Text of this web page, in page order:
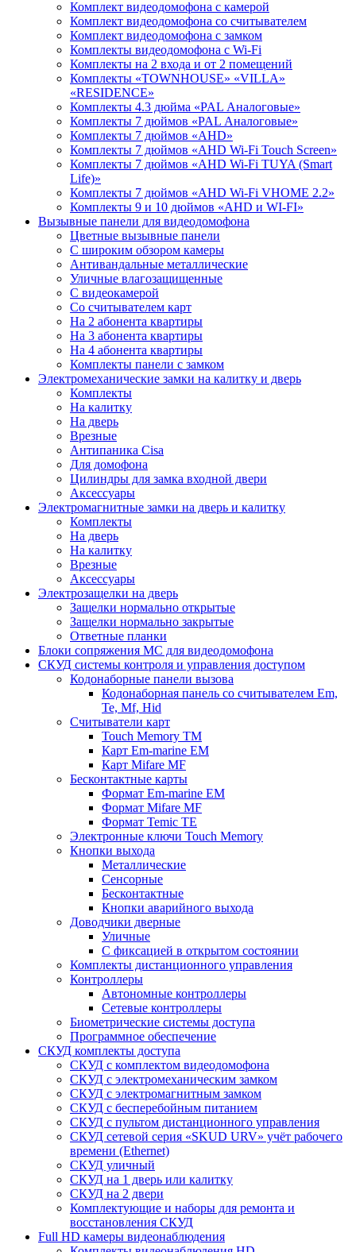
Комплект видеодомофона с камерой
Комплект видеодомофона со считывателем
Комплект видеодомофона c замком
Комплекты видеодомофона с Wi-Fi
Комплекты на 2 входа и от 2 помещений
Комплекты «TOWNHOUSE» «VILLA»
«RESIDENCE»
Комплекты 4.3 дюйма «PAL Аналоговые»
Комплекты 7 дюймов «PAL Аналоговые»
Комплекты 7 дюймов «AHD»
Комплекты 7 дюймов «AHD Wi-Fi Touch Screen»
Комплекты 7 дюймов «AHD Wi-Fi TUYA (Smart
Life)»
Комплекты 7 дюймов «AHD Wi-Fi VHOME 2.2»
Комплекты 9 и 10 дюймов «AHD и WI-FI»
Вызывные панели для видеодомофона
Цветные вызывные панели
С широким обзором камеры
Антивандальные металлические
Уличные влагозащищенные
С видеокамерой
Со считывателем карт
На 2 абонента квартиры
На 3 абонента квартиры
На 4 абонента квартиры
Комплекты панели с замком
Электромеханические замки на калитку и дверь
Комплекты
На калитку
На дверь
Врезные
Антипаника Cisa
Для домофона
Цилиндры для замка входной двери
Аксессуары
Электромагнитные замки на дверь и калитку
Комплекты
На дверь
На калитку
Врезные
Аксессуары
Электрозащелки на дверь
Защелки нормально открытые
Защелки нормально закрытые
Ответные планки
Блоки сопряжения МС для видеодомофона
СКУД системы контроля и управления доступом
Кодонаборные панели вызова
Кодонаборная панель со считывателем Em,
Te, Mf, Hid
Считыватели карт
Touch Memory TM
Карт Em-marine EM
Карт Mifare MF
Бесконтактные карты
Формат Em-marine EM
Формат Mifare MF
Формат Temic TE
Электронные ключи Touch Memory
Кнопки выхода
Металлические
Сенсорные
Бесконтактные
Кнопки аварийного выхода
Доводчики дверные
Уличные
С фиксацией в открытом состоянии
Комплекты дистанционного управления
Контроллеры
Автономные контроллеры
Сетевые контроллеры
Биометрические системы доступа
Программное обеспечение
СКУД комплекты доступа
СКУД с комплектом видеодомофона
СКУД с электромеханическим замком
СКУД с электромагнитным замком
СКУД с бесперебойным питанием
СКУД с пультом дистанционного управления
СКУД сетевой серия «SKUD URV» учёт рабочего
времени (Ethernet)
СКУД уличный
СКУД на 1 дверь или калитку
СКУД на 2 двери
Комплектующие и наборы для ремонта и
восстановления СКУД
Full HD камеры видеонаблюдения